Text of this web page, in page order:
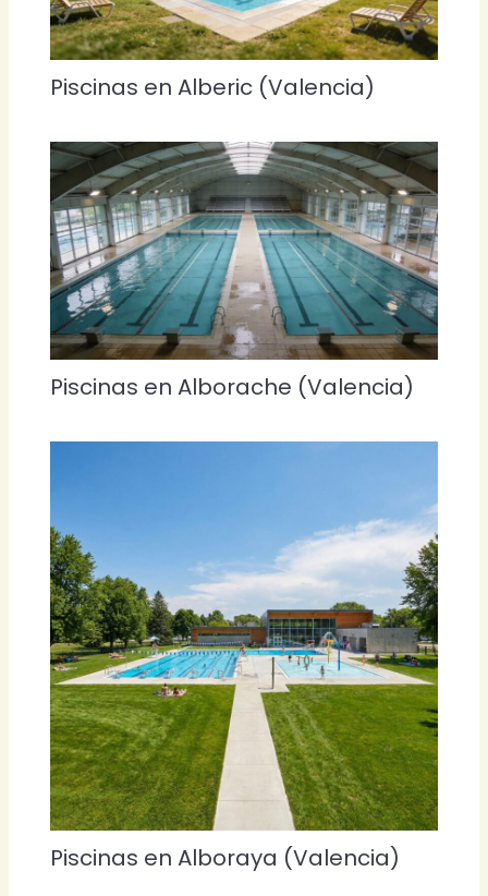
Piscinas en Alberic (Valencia)
Piscinas en Alborache (Valencia)
Piscinas en Alboraya (Valencia)